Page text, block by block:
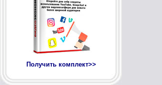
Получить комплект>>